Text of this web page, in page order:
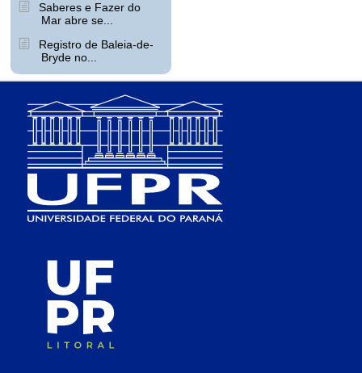
Saberes e Fazer do
Mar abre se...
Registro de Baleia-de-
Bryde no...